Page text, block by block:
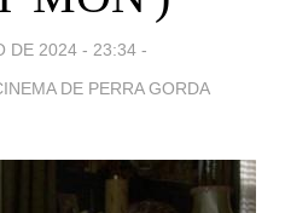
DE 2024 - 23:34 -
DE PERRA GORDA